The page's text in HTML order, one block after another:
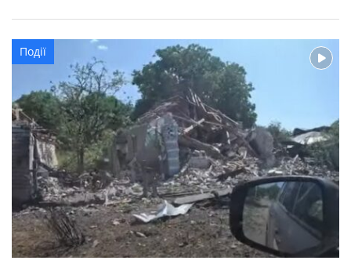
залишити свої домівки. Про це повідомляє ГУНП в
Дніпропетровській області. Черговий рейс до селища
Покровське здійснили поліцейські евакуаційного
підрозділу «Білий янгол». Правоохоронці обійшли оселі
місцевих жителів, […]
Події